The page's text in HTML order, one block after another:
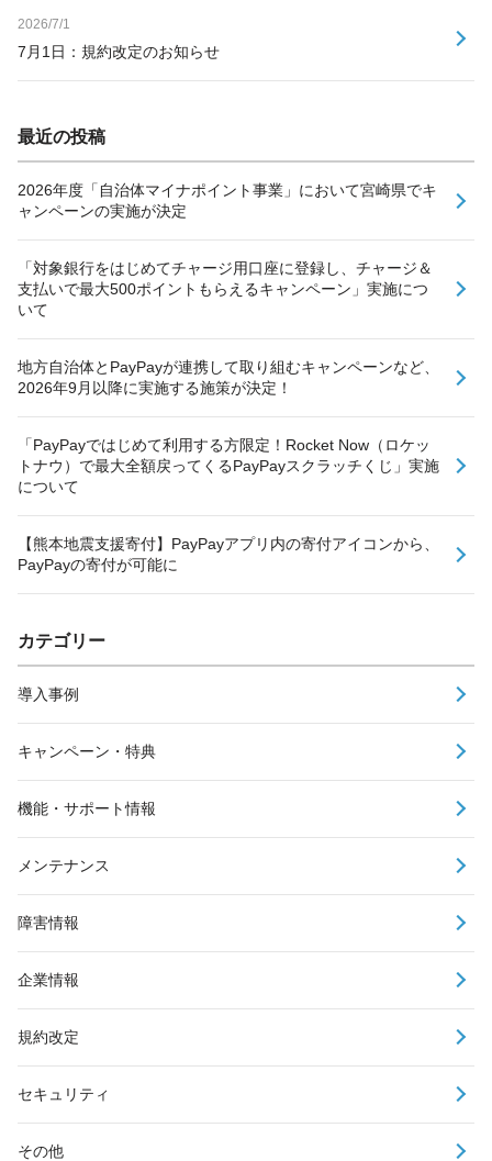
2026/7/1
7月1日：規約改定のお知らせ
最近の投稿
2026年度「自治体マイナポイント事業」において宮崎県でキ
ャンペーンの実施が決定
「対象銀行をはじめてチャージ用口座に登録し、チャージ＆
支払いで最大500ポイントもらえるキャンペーン」実施につ
いて
地方自治体とPayPayが連携して取り組むキャンペーンなど、
2026年9月以降に実施する施策が決定！
「PayPayではじめて利用する方限定！Rocket Now（ロケッ
トナウ）で最大全額戻ってくるPayPayスクラッチくじ」実施
について
【熊本地震支援寄付】PayPayアプリ内の寄付アイコンから、
PayPayの寄付が可能に
カテゴリー
導入事例
キャンペーン・特典
機能・サポート情報
メンテナンス
障害情報
企業情報
規約改定
セキュリティ
その他